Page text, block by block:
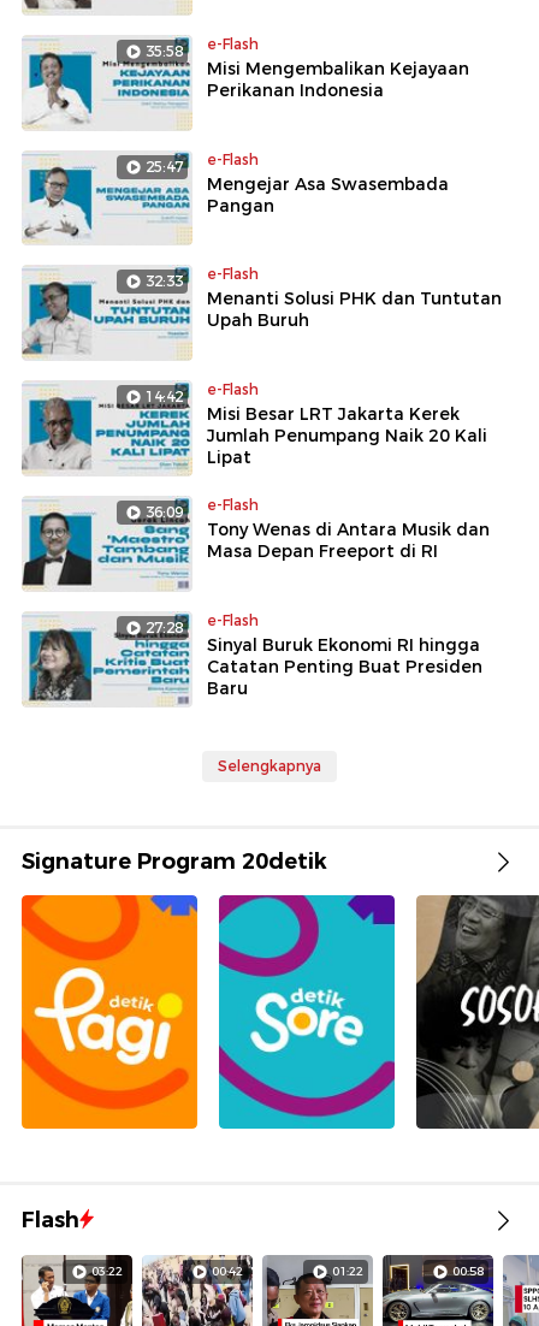
35:58 e-Flash
Misi Mengembalikan Kejayaan
Perikanan Indonesia
25:47 e-Flash
Mengejar Asa Swasembada
Pangan
32:33 e-Flash
Menanti Solusi PHK dan Tuntutan
Upah Buruh
14:42 e-Flash
Misi Besar LRT Jakarta Kerek
Jumlah Penumpang Naik 20 Kali
Lipat
36:09 e-Flash
Tony Wenas di Antara Musik dan
Masa Depan Freeport di RI
27:28 e-Flash
Sinyal Buruk Ekonomi RI hingga
Catatan Penting Buat Presiden
Baru
Selengkapnya
Signature Program 20detik
Flash
03:22 00:42 01:22 00:58